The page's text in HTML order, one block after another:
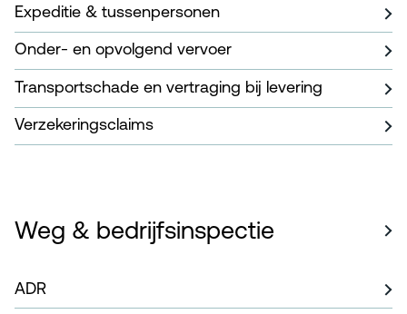
Expeditie & tussenpersonen
Onder- en opvolgend vervoer
Transportschade en vertraging bij levering
Verzekeringsclaims
Weg & bedrijfsinspectie
ADR